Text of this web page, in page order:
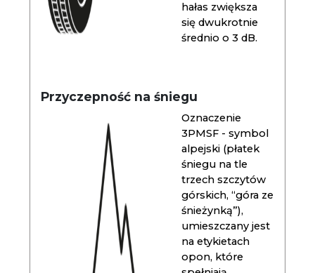
hałas zwiększa
się dwukrotnie
średnio o 3 dB.
Przyczepność na śniegu
Oznaczenie
3PMSF - symbol
alpejski (płatek
śniegu na tle
trzech szczytów
górskich, “góra ze
śnieżynką”),
umieszczany jest
na etykietach
opon, które